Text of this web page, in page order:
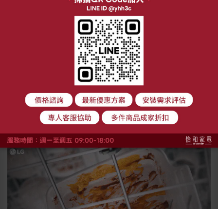
BOSCH 6系列約為四萬左右，
BOSCH 8系列則要78萬左右，價差近三萬元….
你的預算如果是6萬元的話，
LG四方洗蒸氣洗碗機會是你的首選！
洗程的部分，特別想介紹兩項功能，
一是 LG獨家功能蒸氣亮潔科技，
先用蒸氣軟化油漬和髒汙，
再用洗臂沖洗，蒸洗合一碗盤更乾淨！